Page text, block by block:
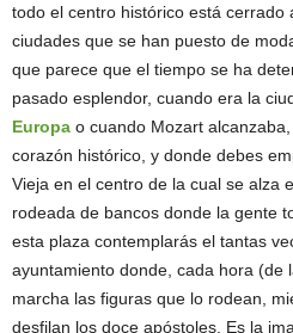
todo el centro histórico está cerrado
ciudades que se han puesto de
que parece que el tiempo se ha
pasado esplendor, cuando era la
Europa o cuando Mozart
corazón histórico, y donde debes
Vieja en el centro de la cual se alza
rodeada de bancos donde la gente
esta plaza contemplarás el tantas
ayuntamiento donde, cada hora (de
marcha las figuras que lo rodean,
desfilan los doce apóstoles. Es la